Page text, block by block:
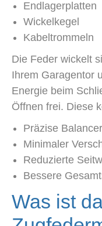
Endlagerplatten
Wickelkegel
Kabeltrommeln
Die Feder wickelt
Ihrem Garagentor
Energie beim
Öffnen frei. Diese
Präzise
Minimaler
Reduzierte
Bessere
Was ist